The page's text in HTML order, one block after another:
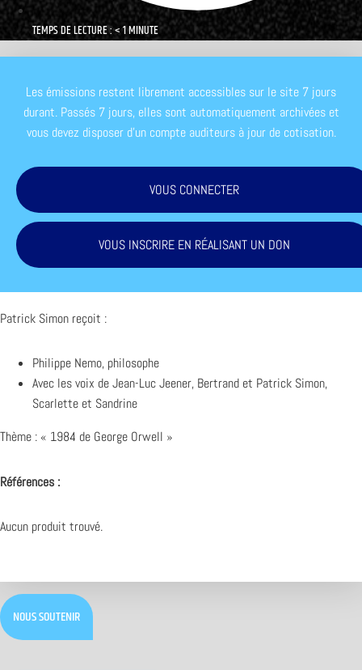
TEMPS DE LECTURE : < 1 MINUTE
Les émissions restent librement accessibles sur le site 7 jours
durant. Passés 7 jours, elles sont automatiquement archivées et
vous devez disposer d'un compte auditeurs à jour de cotisation.
VOUS CONNECTER
VOUS INSCRIRE EN RÉALISANT UN DON
Patrick Simon reçoit :
Philippe Nemo, philosophe
Avec les voix de Jean-Luc Jeener, Bertrand et Patrick Simon,
Scarlette et Sandrine
Thème : « 1984 de George Orwell »
Références :
Aucun produit trouvé.
NOUS SOUTENIR